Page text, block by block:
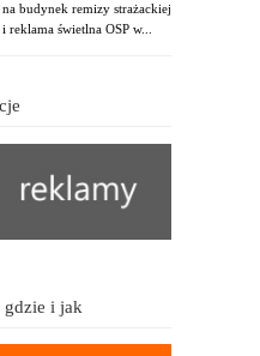
budynek remizy strażackiej
reklama świetlna OSP w...
gdzie i jak